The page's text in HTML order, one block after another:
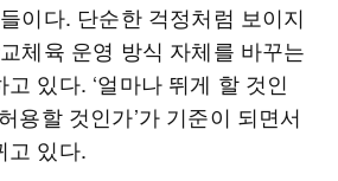
이다. 단순한 걱정처럼 보이지
체육 운영 방식 자체를 바꾸는
있다. ‘얼마나 뛰게 할 것인
용할 것인가’가 기준이 되면서
고 있다.